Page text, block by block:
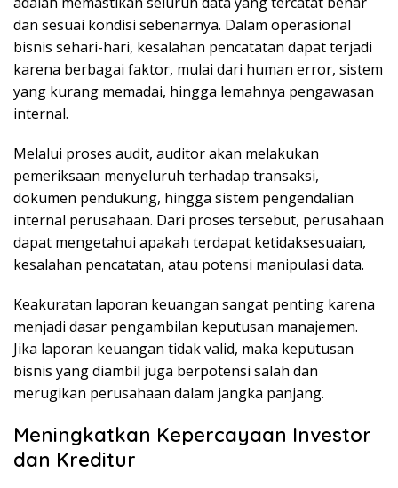
dan sesuai kondisi sebenarnya. Dalam operasional
bisnis sehari-hari, kesalahan pencatatan dapat terjadi
karena berbagai faktor, mulai dari human error, sistem
yang kurang memadai, hingga lemahnya pengawasan
internal.
Melalui proses audit, auditor akan melakukan
pemeriksaan menyeluruh terhadap transaksi,
dokumen pendukung, hingga sistem pengendalian
internal perusahaan. Dari proses tersebut, perusahaan
dapat mengetahui apakah terdapat ketidaksesuaian,
kesalahan pencatatan, atau potensi manipulasi data.
Keakuratan laporan keuangan sangat penting karena
menjadi dasar pengambilan keputusan manajemen.
Jika laporan keuangan tidak valid, maka keputusan
bisnis yang diambil juga berpotensi salah dan
merugikan perusahaan dalam jangka panjang.
Meningkatkan Kepercayaan Investor
dan Kreditur